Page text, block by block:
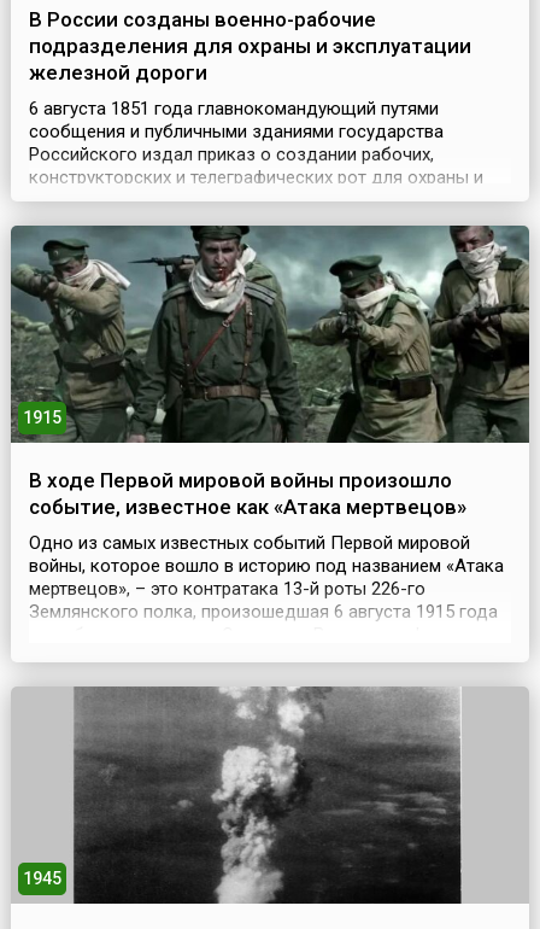
В России созданы военно-рабочие
подразделения для охраны и эксплуатации
железной дороги
6 августа 1851 года главнокомандующий путями
сообщения и публичными зданиями государства
Российского издал приказ о создании рабочих,
конструкторских и телеграфических рот для охраны и
эксплуатации Санкт-Петербурго-Московской железной
дороги. Они впоследствии и стали основой
железнодорожных войск России. Изначально было
сформировано 14 отдельных военно-рабочих, две
кондукторские и одна телегра...
1915
В ходе Первой мировой войны произошло
событие, известное как «Атака мертвецов»
Одно из самых известных событий Первой мировой
войны, которое вошло в историю под названием «Атака
мертвецов», – это контратака 13-й роты 226-го
Землянского полка, произошедшая 6 августа 1915 года
когда при отражении немецкой газовой атаки около
семитысячное немецкое войско. Небольшая русская
1945